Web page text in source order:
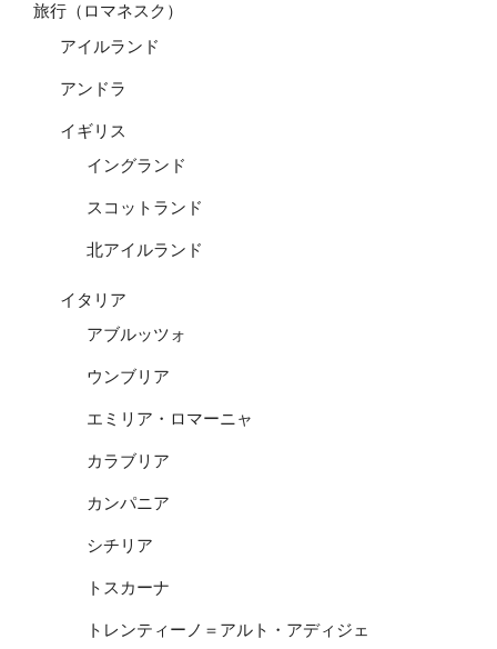
旅行（ロマネスク）
アイルランド
アンドラ
イギリス
イングランド
スコットランド
北アイルランド
イタリア
アブルッツォ
ウンブリア
エミリア・ロマーニャ
カラブリア
カンパニア
シチリア
トスカーナ
トレンティーノ＝アルト・アディジェ